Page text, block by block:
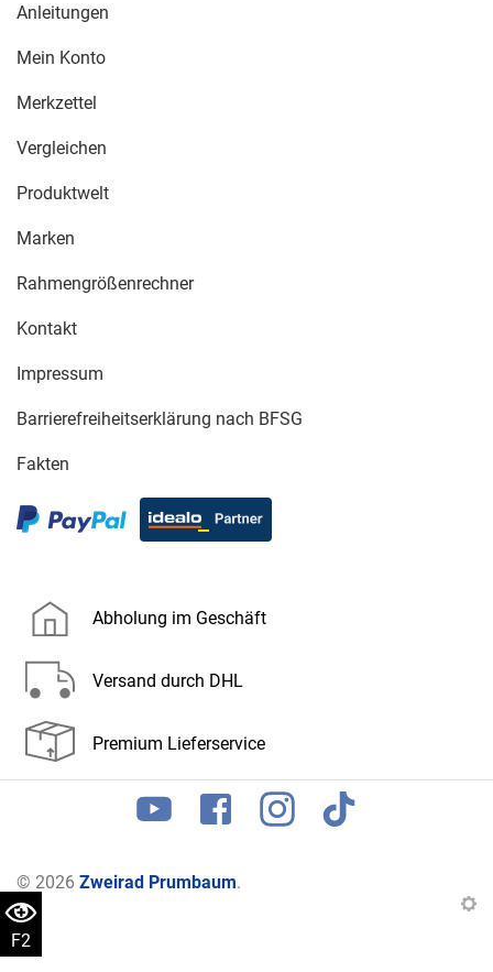
F2
Anleitungen
Mein Konto
Merkzettel
Vergleichen
Produktwelt
Marken
Rahmengrößenrechner
Kontakt
Impressum
Barrierefreiheitserklärung nach BFSG
Fakten
Abholung im Geschäft
Versand durch DHL
Premium Lieferservice
© 2026 Zweirad Prumbaum.